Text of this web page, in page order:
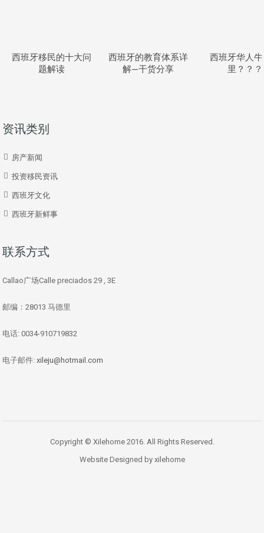
西班牙移民的十大问
题解读
西班牙的教育体系详
解—干货分享
西班牙华人
里？？？
资讯类别
房产新闻
投资移民资讯
西班牙文化
西班牙新鲜事
联系方式
Callao广场Calle preciados 29 , 3E
邮编：28013 马德里
电话: 0034-910719832
电子邮件: xileju@hotmail.com
Copyright © Xilehome 2016. All Rights Reserved.
Website Designed by xilehome